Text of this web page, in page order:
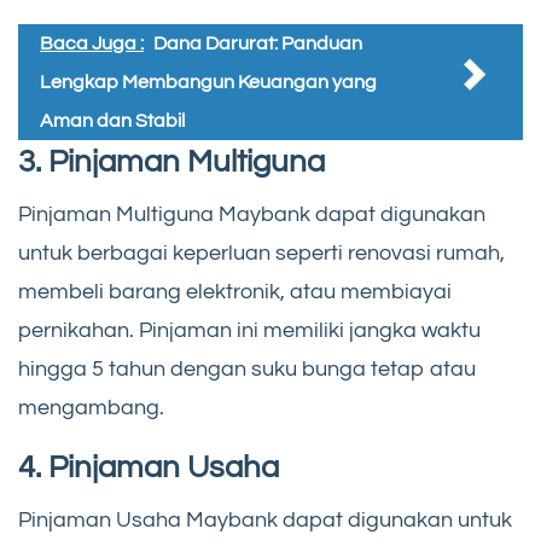
Baca Juga : Dana Darurat: Panduan
Lengkap Membangun Keuangan yang
Aman dan Stabil
3. Pinjaman Multiguna
Pinjaman Multiguna Maybank dapat digunakan
untuk berbagai keperluan seperti renovasi rumah,
membeli barang elektronik, atau membiayai
pernikahan. Pinjaman ini memiliki jangka waktu
hingga 5 tahun dengan suku bunga tetap atau
mengambang.
4. Pinjaman Usaha
Pinjaman Usaha Maybank dapat digunakan untuk